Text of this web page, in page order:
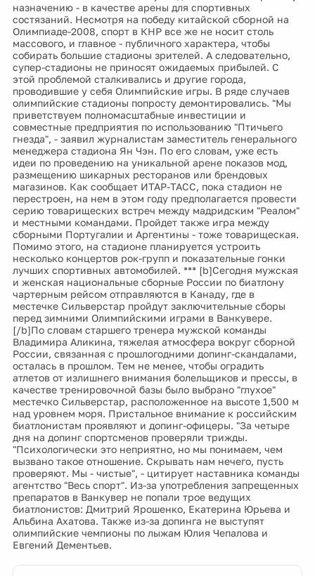
назначению - в качестве арены для спортивных
состязаний. Несмотря на победу китайской сборной на
Олимпиаде-2008, спорт в КНР все же не носит столь
массового, и главное - публичного характера, чтобы
собирать большие стадионы зрителей. А следовательно,
супер-стадионы не приносят ожидаемых прибылей. С
этой проблемой сталкивались и другие города,
проводившие у себя Олимпийские игры. В ряде случаев
олимпийские стадионы попросту демонтировались. "Мы
приветствуем полномасштабные инвестиции и
совместные предприятия по использованию "Птичьего
гнезда", - заявил журналистам заместитель генерального
менеджера стадиона Ян Чэн. По его словам, уже есть
идеи по проведению на уникальной арене показов мод,
размещению шикарных ресторанов или брендовых
магазинов. Как сообщает ИТАР-ТАСС, пока стадион не
перестроен, на нем в этом году предполагается провести
серию товарищеских встреч между мадридским "Реалом"
и местными командами. Пройдет также игра между
сборными Португалии и Аргентины - тоже товарищеская.
Помимо этого, на стадионе планируется устроить
несколько концертов рок-групп и показательные гонки
лучших спортивных автомобилей. *** [b]Сегодня мужская
и женская национальные сборные России по биатлону
чартерным рейсом отправляются в Канаду, где в
местечке Сильверстар пройдут заключительные сборы
перед зимними Олимпийскими играми в Ванкувере.
[/b]По словам старшего тренера мужской команды
Владимира Аликина, тяжелая атмосфера вокруг сборной
России, связанная с прошлогодними допинг-скандалами,
осталась в прошлом. Тем не менее, чтобы оградить
атлетов от излишнего внимания болельщиков и прессы, в
качестве тренировочной базы было выбрано "глухое"
местечко Сильверстар, расположенное на высоте 1,500 м
над уровнем моря. Пристальное внимание к российским
биатлонистам проявляют и допинг-офицеры. "За четыре
дня на допинг спортсменов проверяли трижды.
"Психологически это неприятно, но мы понимаем, чем
вызвано такое отношение. Скрывать нам нечего, пусть
проверяют. Мы - чистые", - цитирует наставника команды
агентство "Весь спорт". Из-за употребления запрещенных
препаратов в Ванкувер не попали трое ведущих
биатлонистов: Дмитрий Ярошенко, Екатерина Юрьева и
Альбина Ахатова. Также из-за допинга не выступят
олимпийские чемпионы по лыжам Юлия Чепалова и
Евгений Дементьев.